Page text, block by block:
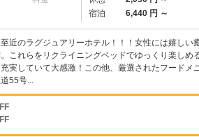
宿泊
6,440 円 ～
近のラグジュアリーホテル！！！女性には嬉しい
これらをリクライニングベッドでゆっくり楽し
実していて大感激！この他、厳選されたフードメ
55号...